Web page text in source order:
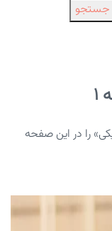
جستجو
را در این صفحه